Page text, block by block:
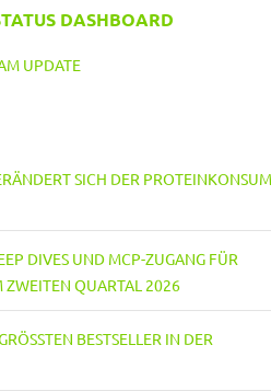
DASHBOARD
UPDATE
SICH DER PROTEINKONSUM O
DIVES UND MCP-ZUGANG FÜR
ZWEITEN QUARTAL 2026
BESTSELLER IN DER H